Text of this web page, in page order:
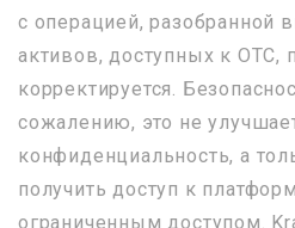
с операцией, разобранной
активов, доступных к OTC,
корректируется.
сожалению, это не
конфиденциальность, а
получить доступ к
ограниченным доступом.